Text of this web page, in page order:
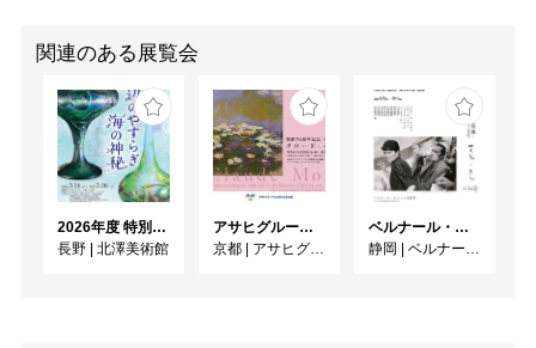
関連のある展覧会
2026年度 特別展「ガレとドーム、アール･ヌーヴォーのガラス 水辺のやすらぎ、海の神秘」
長野 | 北澤美術館
アサヒグループ大山崎山荘美術館 開館30周年記念展「没後100年 クロード・モネ」
京都 | アサヒグループ大山崎山荘美術館
ベルナール・ビュフェと写真 ーカメラがとらえたビュフェとその時代、そして21 世紀へ
静岡 | ベルナール・ビュフェ美術館